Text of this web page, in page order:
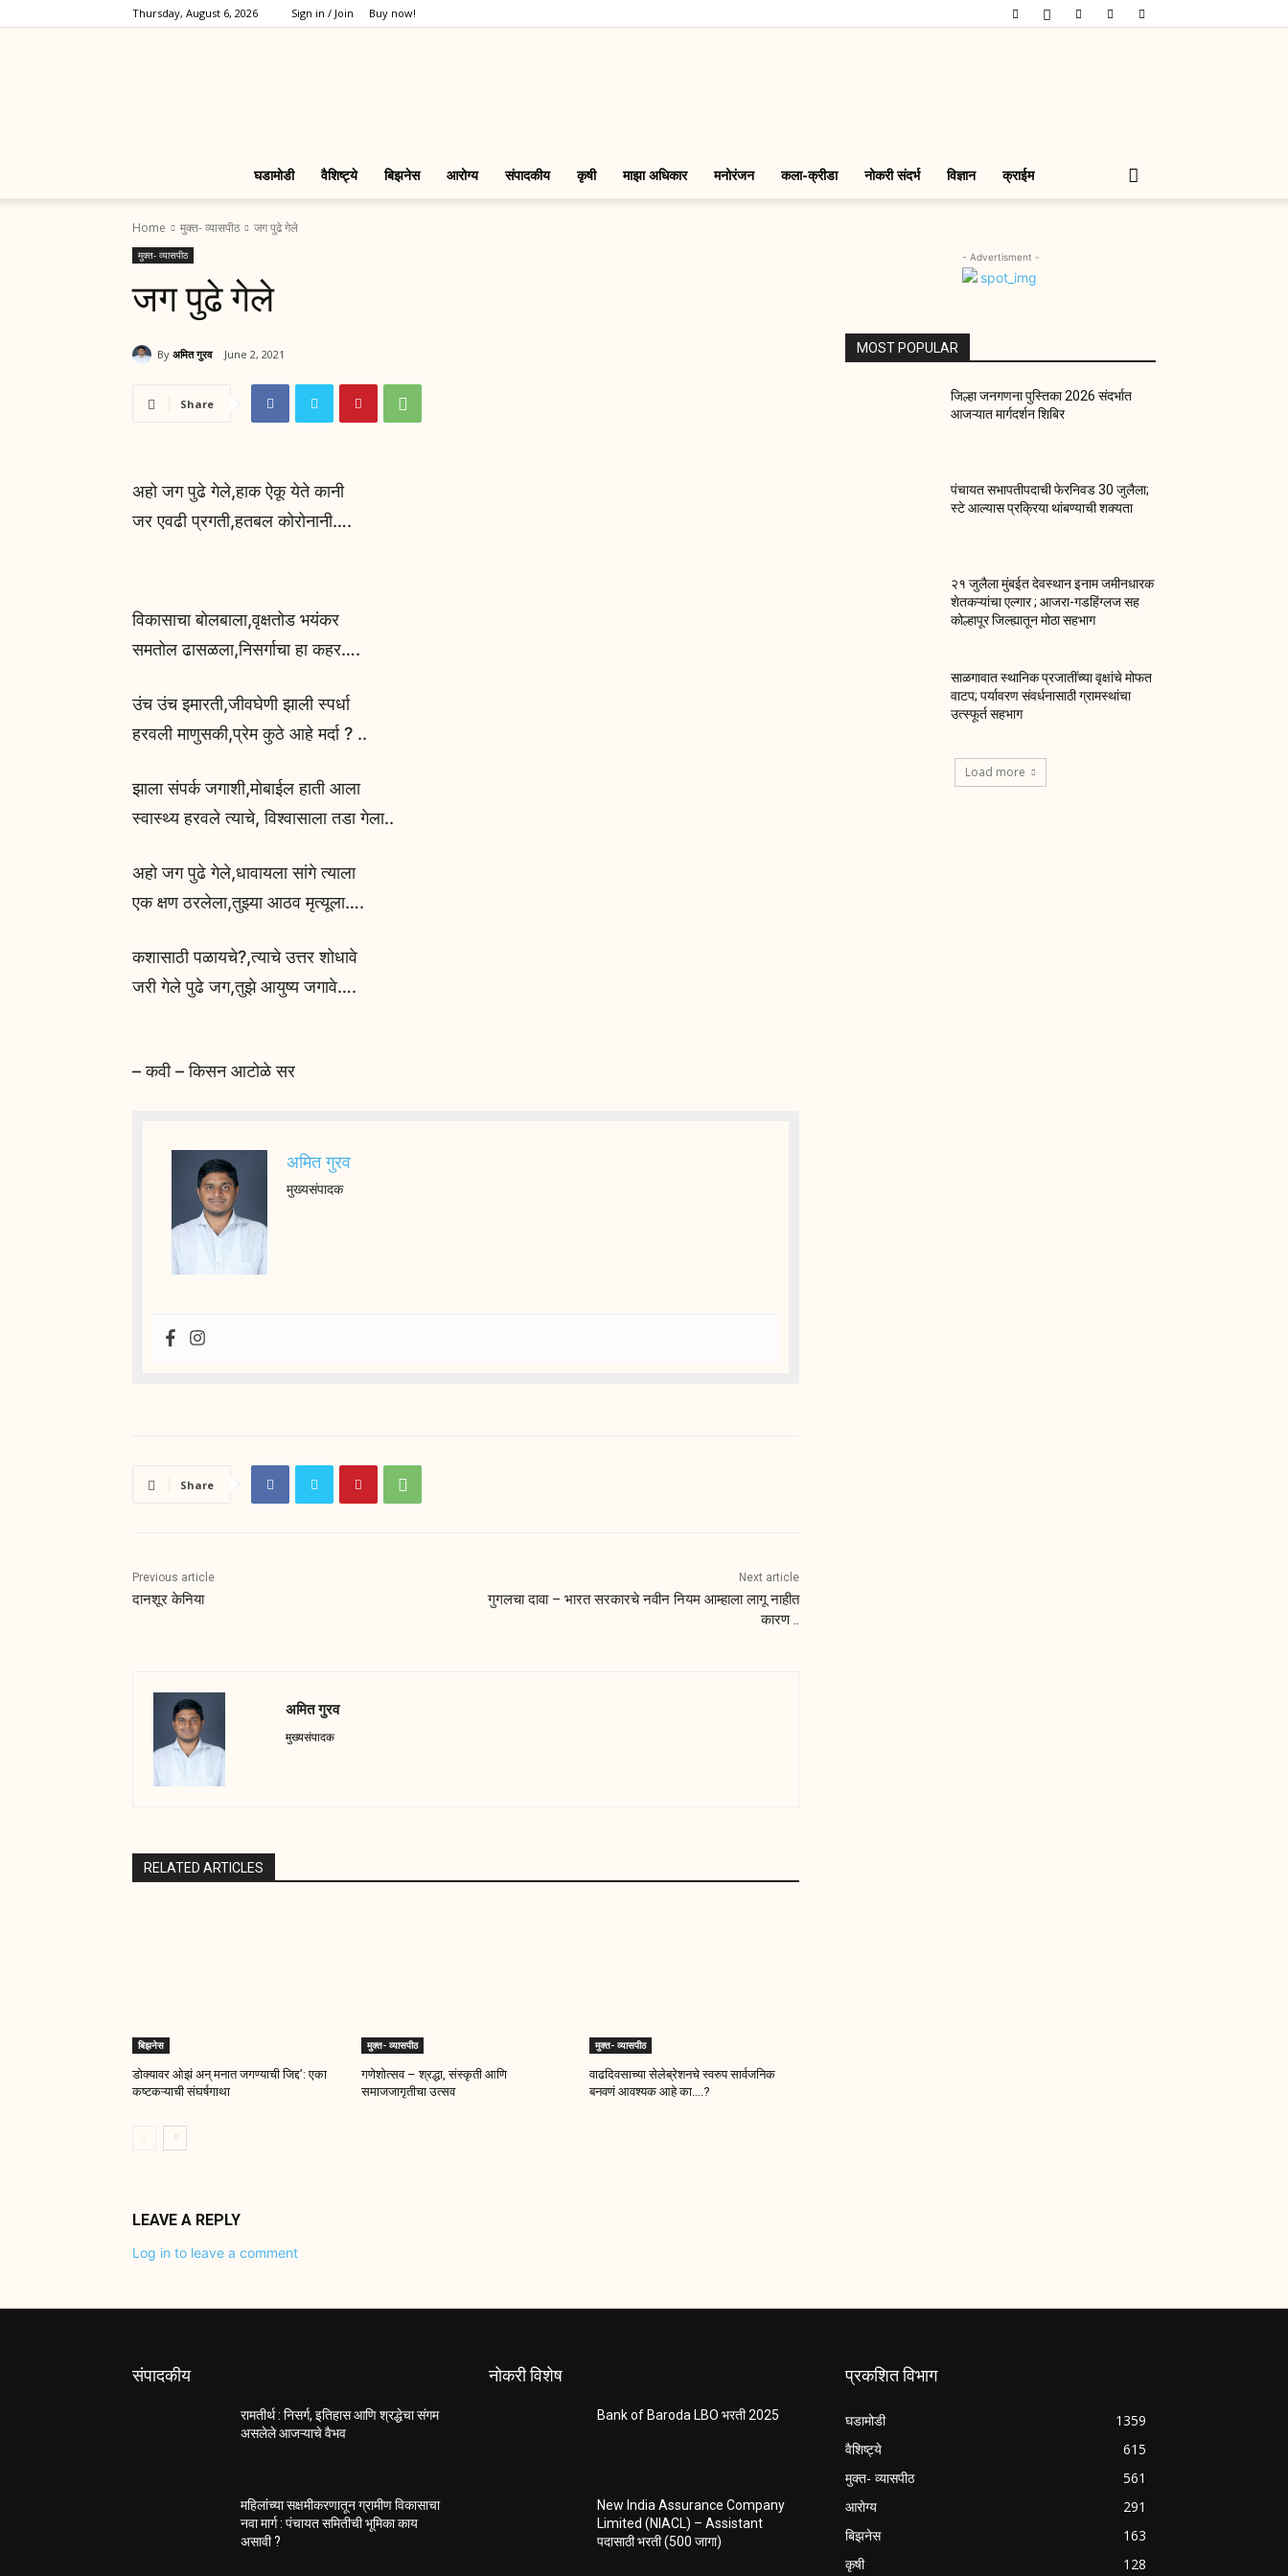
Thursday, August 6, 2026 Sign in / Join Buy now!
घडामोडी वैशिष्ट्ये बिझनेस आरोग्य संपादकीय कृषी माझा अधिकार मनोरंजन कला-क्रीडा नोकरी संदर्भ विज्ञान क्राईम
Home मुक्त- व्यासपीठ जग पुढे गेले
मुक्त- व्यासपीठ
जग पुढे गेले
By अमित गुरव June 2, 2021
Share
अहो जग पुढे गेले,हाक ऐकू येते कानी
जर एवढी प्रगती,हतबल कोरोनानी….
विकासाचा बोलबाला,वृक्षतोड भयंकर
समतोल ढासळला,निसर्गाचा हा कहर….
उंच उंच इमारती,जीवघेणी झाली स्पर्धा
हरवली माणुसकी,प्रेम कुठे आहे मर्दा ? ..
झाला संपर्क जगाशी,मोबाईल हाती आला
स्वास्थ्य हरवले त्याचे, विश्वासाला तडा गेला..
अहो जग पुढे गेले,धावायला सांगे त्याला
एक क्षण ठरलेला,तुझ्या आठव मृत्यूला….
कशासाठी पळायचे?,त्याचे उत्तर शोधावे
जरी गेले पुढे जग,तुझे आयुष्य जगावे….
– कवी – किसन आटोळे सर
अमित गुरव
मुख्यसंपादक
Share
Previous article
दानशूर केनिया
Next article
गुगलचा दावा – भारत सरकारचे नवीन नियम आम्हाला लागू नाहीत
कारण ..
अमित गुरव
मुख्यसंपादक
RELATED ARTICLES
बिझनेस
डोक्यावर ओझं अन् मनात जगण्याची जिद्द’: एका
कष्टकऱ्याची संघर्षगाथा
मुक्त- व्यासपीठ
गणेशोत्सव – श्रद्धा, संस्कृती आणि
समाजजागृतीचा उत्सव
मुक्त- व्यासपीठ
वाढदिवसाच्या सेलेब्रेशनचे स्वरुप सार्वजनिक
बनवणं आवश्यक आहे का….?
LEAVE A REPLY
Log in to leave a comment
- Advertisment -
MOST POPULAR
जिल्हा जनगणना पुस्तिका 2026 संदर्भात
आजऱ्यात मार्गदर्शन शिबिर
पंचायत सभापतीपदाची फेरनिवड 30 जुलैला;
स्टे आल्यास प्रक्रिया थांबण्याची शक्यता
२१ जुलैला मुंबईत देवस्थान इनाम जमीनधारक
शेतकऱ्यांचा एल्गार ; आजरा-गडहिंग्लज सह
कोल्हापूर जिल्ह्यातून मोठा सहभाग
साळगावात स्थानिक प्रजातींच्या वृक्षांचे मोफत
वाटप; पर्यावरण संवर्धनासाठी ग्रामस्थांचा
उत्स्फूर्त सहभाग
Load more
संपादकीय
रामतीर्थ : निसर्ग, इतिहास आणि श्रद्धेचा संगम
असलेले आजऱ्याचे वैभव
महिलांच्या सक्षमीकरणातून ग्रामीण विकासाचा
नवा मार्ग : पंचायत समितीची भूमिका काय
असावी ?
नोकरी विशेष
Bank of Baroda LBO भरती 2025
New India Assurance Company
Limited (NIACL) – Assistant
पदासाठी भरती (500 जागा)
प्रकशित विभाग
घडामोडी
1359
वैशिष्ट्ये
615
मुक्त- व्यासपीठ
561
आरोग्य
291
बिझनेस
163
कृषी
128